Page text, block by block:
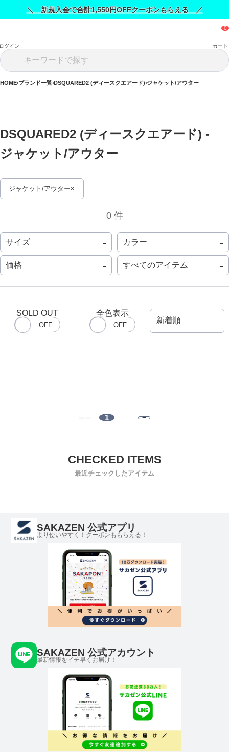
＼ 新規入会で合計1,550円OFFクーポンもらえる ／
グイン カート
HOME ブランド一覧 DSQUARED2 (ディースクエアード) ジャケット/アウター
DSQUARED2 (ディースクエアード) -
ジャケット/アウター
ジャケット/アウター
0 件
サイズ カラー
価格 すべてのアイテム
SOLD OUT 全色表示
1
最近チェックしたアイテム
SAKAZEN 公式アプリ
より使いやすく！クーポンももらえる！
SAKAZEN 公式アカウント
最新情報をイチ早くお届け！